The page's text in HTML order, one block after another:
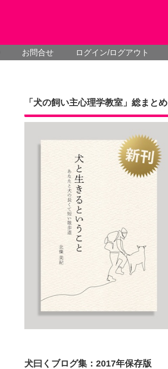
お問合せ ログイン/ログアウト
「犬の飼い主心理学教室」総まとめ
犬曰くブログ集：2017年保存版